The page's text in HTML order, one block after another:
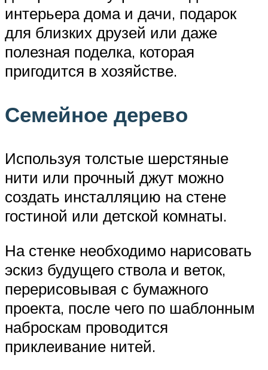
интерьера дома и дачи, подарок
для близких друзей или даже
полезная поделка, которая
пригодится в хозяйстве.
Семейное дерево
Используя толстые шерстяные
нити или прочный джут можно
создать инсталляцию на стене
гостиной или детской комнаты.
На стенке необходимо нарисовать
эскиз будущего ствола и веток,
перерисовывая с бумажного
проекта, после чего по шаблонным
наброскам проводится
приклеивание нитей.